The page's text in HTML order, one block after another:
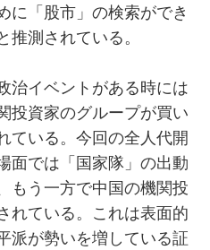
に「股市」の検索ができ
測されている。
治イベントがある時には
投資家のグループが買い
ている。今回の全人代開
面では「国家隊」の出動
もう一方で中国の機関投
れている。これは表面的
派が勢いを増している証